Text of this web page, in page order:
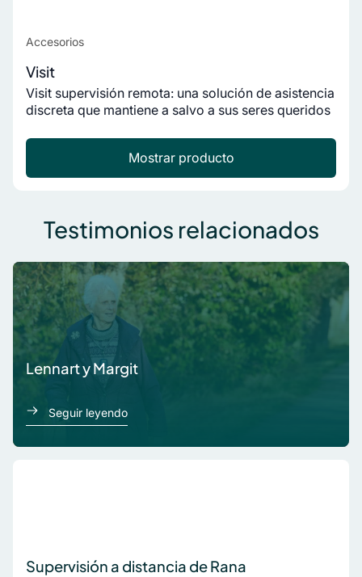
Accesorios
Visit
Visit supervisión remota: una solución de asistencia
discreta que mantiene a salvo a sus seres queridos
Mostrar producto
Testimonios relacionados
Lennart y Margit
Seguir leyendoacerca de Lennart y Margit
Supervisión a distancia de Rana